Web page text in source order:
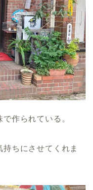
作られている。
ちにさせてくれま